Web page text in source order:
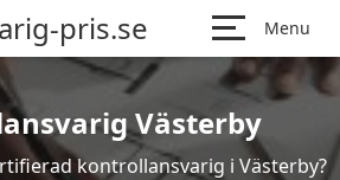
pris.se Menu
Västerby
kontrollansvarig i Västerby?